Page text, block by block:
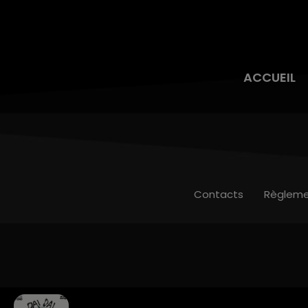
ACCUEIL
Contacts